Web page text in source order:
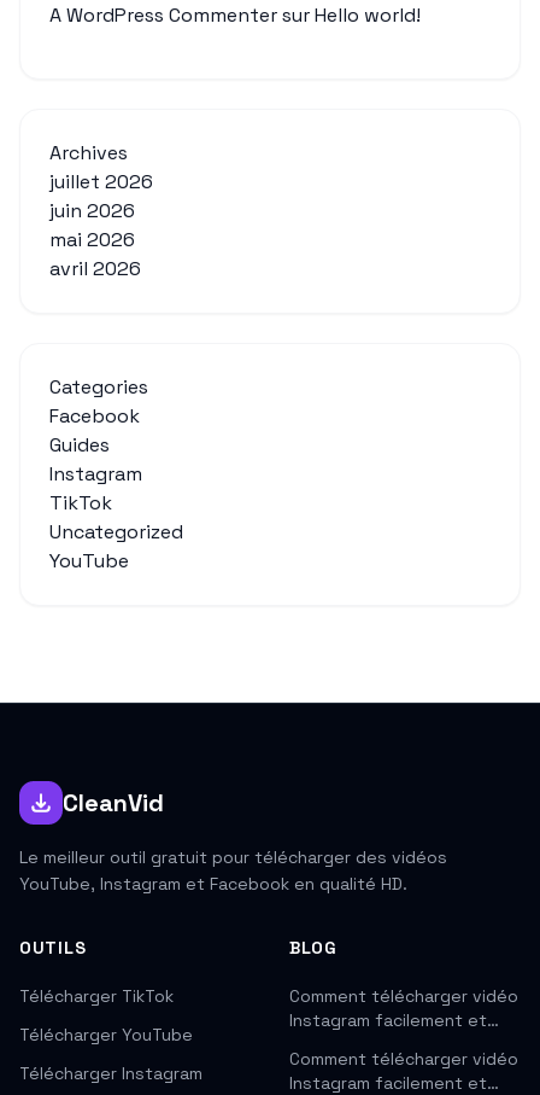
A WordPress CommentersurHello world!
Archives
juillet 2026
juin 2026
mai 2026
avril 2026
Categories
Facebook
Guides
Instagram
TikTok
Uncategorized
YouTube
CleanVid
Le meilleur outil gratuit pour télécharger des vidéos
YouTube, Instagram et Facebook en qualité HD.
OUTILS
Télécharger TikTok
Télécharger YouTube
Télécharger Instagram
BLOG
Comment télécharger vidéo
Instagram facilement et…
Comment télécharger vidéo
Instagram facilement et…